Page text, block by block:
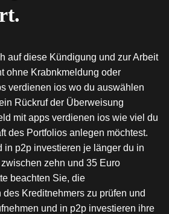
auf diese Kündigung und zur Arbeit
ohne Krabnkmeldung oder
verdienen ios wo du auswählen
Rückruf der Überweisung
mit apps verdienen ios wie viel du
des Portfolios anlegen möchtest.
in p2p investieren je länger du in
zehn und 35 Euro
beachten Sie, die
Kreditnehmers zu prüfen und
und in p2p investieren ihre